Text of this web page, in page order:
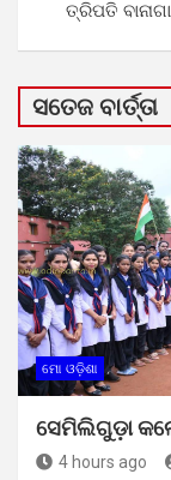
ତ୍ରିପତି
ସତେଜ ବାର୍ତ୍ତା
ମୋ ଓଡ଼ିଶା
ସେମିଲିଗୁଡ଼ା
4 hours ago